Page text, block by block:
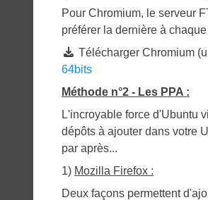
Pour Chromium, le serveur
préférer la dernière à
Télécharger Chromium
64bits
Méthode n°2 - Les PPA :
L'incroyable force d'Ubuntu
dépôts à ajouter dans votre
par après...
1) Mozilla Firefox :
Deux façons permettent